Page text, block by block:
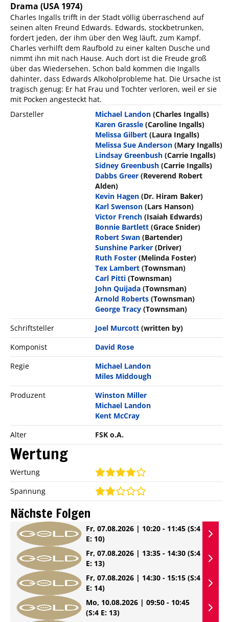
Drama (USA 1974)
Charles Ingalls trifft in der Stadt völlig überraschend auf
seinen alten Freund Edwards. Edwards, stockbetrunken,
fordert jeden, der ihm über den Weg läuft, zum Kampf.
Charles verhilft dem Raufbold zu einer kalten Dusche und
nimmt ihn mit nach Hause. Auch dort ist die Freude groß
über das Wiedersehen. Schon bald kommen die Ingalls
dahinter, dass Edwards Alkoholprobleme hat. Die Ursache ist
tragisch genug: Er hat Frau und Tochter verloren, weil er sie
mit Pocken angesteckt hat.
Darsteller
Michael Landon (Charles Ingalls)
Karen Grassle (Caroline Ingalls)
Melissa Gilbert (Laura Ingalls)
Melissa Sue Anderson (Mary Ingalls)
Lindsay Greenbush (Carrie Ingalls)
Sidney Greenbush (Carrie Ingalls)
Dabbs Greer (Reverend Robert
Alden)
Kevin Hagen (Dr. Hiram Baker)
Karl Swenson (Lars Hanson)
Victor French (Isaiah Edwards)
Bonnie Bartlett (Grace Snider)
Robert Swan (Bartender)
Sunshine Parker (Driver)
Ruth Foster (Melinda Foster)
Tex Lambert (Townsman)
Carl Pitti (Townsman)
John Quijada (Townsman)
Arnold Roberts (Townsman)
George Tracy (Townsman)
Schriftsteller
Joel Murcott (written by)
Komponist
David Rose
Regie
Michael Landon
Miles Middough
Produzent
Winston Miller
Michael Landon
Kent McCray
Alter
FSK o.A.
Wertung
Wertung
Spannung
Nächste Folgen
Fr, 07.08.2026 | 10:20 - 11:45 (S:4
E: 10)
Fr, 07.08.2026 | 13:35 - 14:30 (S:4
E: 13)
Fr, 07.08.2026 | 14:30 - 15:15 (S:4
E: 14)
Mo, 10.08.2026 | 09:50 - 10:45
(S:4 E: 13)